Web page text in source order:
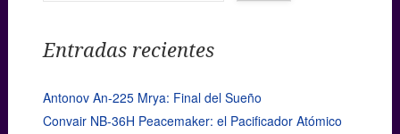
Entradas recientes
Antonov An-225 Mrya: Final del Sueño
Convair NB-36H Peacemaker: el Pacificador Atómico